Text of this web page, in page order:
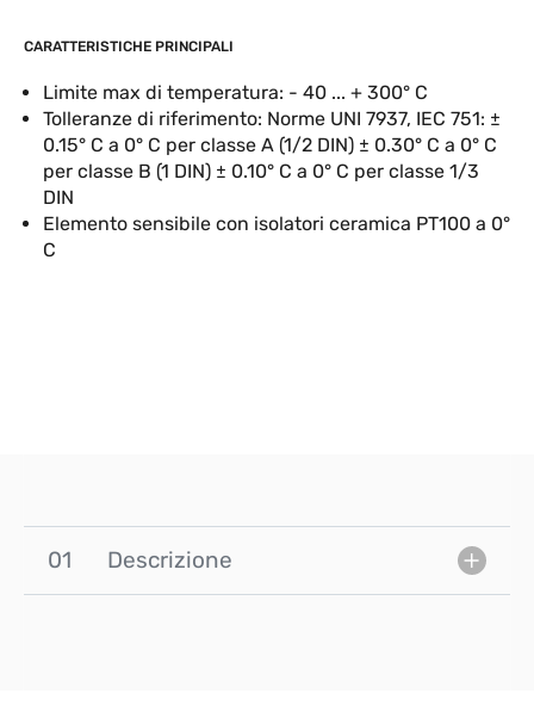
CARATTERISTICHE PRINCIPALI
Limite max di temperatura: - 40 ... + 300° C
Tolleranze di riferimento: Norme UNI 7937, IEC 751: ±
0.15° C a 0° C per classe A (1/2 DIN) ± 0.30° C a 0° C
per classe B (1 DIN) ± 0.10° C a 0° C per classe 1/3
DIN
Elemento sensibile con isolatori ceramica PT100 a 0°
C
01 Descrizione